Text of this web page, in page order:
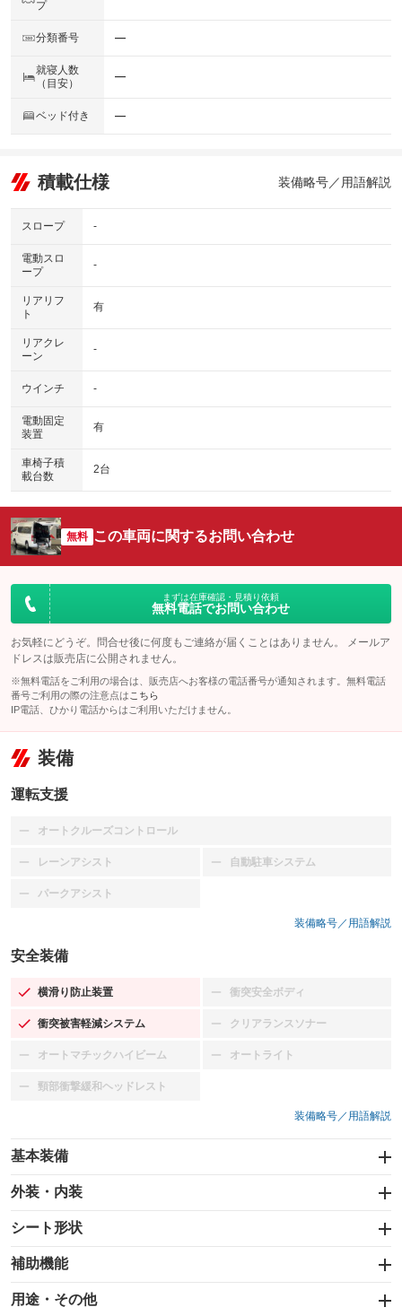
プ
分類番号 ―
就寝人数
（目安）
―
ベッド付き ―
積載仕様 装備略号／用語解説
スロープ -
電動スロ
ープ
-
リアリフ
ト
有
リアクレ
ーン
-
ウインチ -
電動固定
装置
有
車椅子積
載台数
2台
無料 この車両に関するお問い合わせ
まずは在庫確認・見積り依頼
無料電話でお問い合わせ
お気軽にどうぞ。問合せ後に何度もご連絡が届くことはありません。 メールア
ドレスは販売店に公開されません。
※無料電話をご利用の場合は、販売店へお客様の電話番号が通知されます。無料電話
番号ご利用の際の注意点は こちら
IP電話、ひかり電話からはご利用いただけません。
装備
運転支援
オートクルーズコントロール
：装備なし
レーンアシスト
：装備なし 自動駐車システム
：装備なし
パークアシスト
：装備なし
装備略号／用語解説
安全装備
横滑り防止装置
：装備あり 衝突安全ボディ
：装備なし
衝突被害軽減システム
：装備あり クリアランスソナー
：装備なし
オートマチックハイビーム
：装備なし オートライト
：装備なし
頸部衝撃緩和ヘッドレスト
：装備なし
装備略号／用語解説
基本装備
エアバッグ：運転席/助手席
：装備あり
スライドドア：片面
：装備あり
：装備なし
外装・内装
カーナビ：SDナビ
：装備あり
TV：フルセグ
：装備あり
：装備なし
シート形状
助手席回転シート
：装備なし
後席リフトアップシート
：装備なし
補助機能
サイドステップ
：装備あり
用途・その他